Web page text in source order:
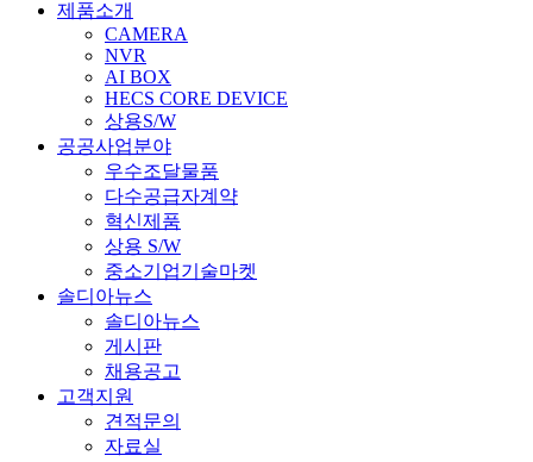
제품소개
CAMERA
NVR
AI BOX
HECS CORE DEVICE
상용S/W
공공사업분야
우수조달물품
다수공급자계약
혁신제품
상용 S/W
중소기업기술마켓
솔디아뉴스
솔디아뉴스
게시판
채용공고
고객지원
견적문의
자료실